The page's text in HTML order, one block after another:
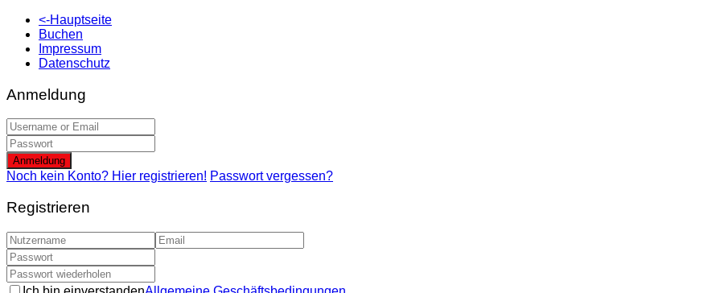
<-Hauptseite
Buchen
Impressum
Datenschutz
Anmeldung
Anmeldung
Noch kein Konto? Hier registrieren! Passwort vergessen?
Registrieren